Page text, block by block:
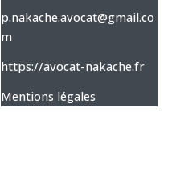
p.nakache.avocat@gmail.co
m
https://avocat-nakache.fr
Mentions légales